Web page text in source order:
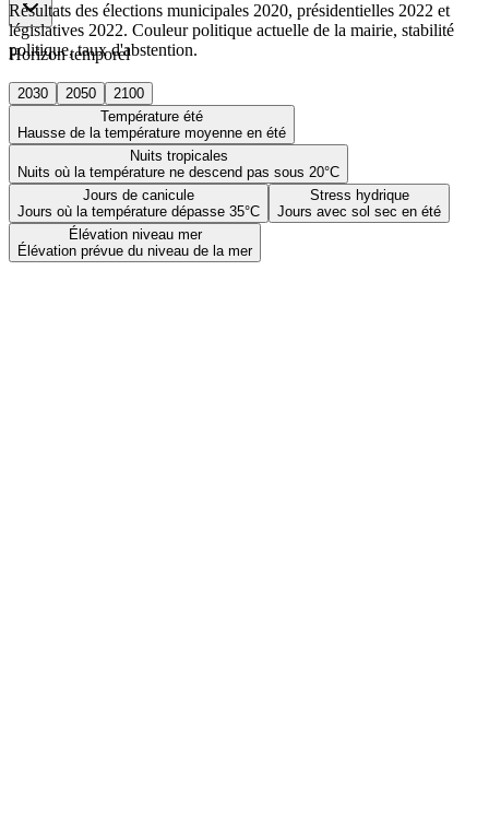
Horizon temporel
2030 2050
2100
Température été
Hausse de la température moyenne en été
Nuits tropicales
Nuits où la température ne descend pas sous 20°C
Jours de canicule
Jours où la température dépasse 35°C
Stress hydrique
Jours avec sol sec en été
Élévation niveau mer
Élévation prévue du niveau de la mer
Résultats des élections municipales 2020, présidentielles 2022 et
législatives 2022. Couleur politique actuelle de la mairie, stabilité
politique, taux d'abstention.